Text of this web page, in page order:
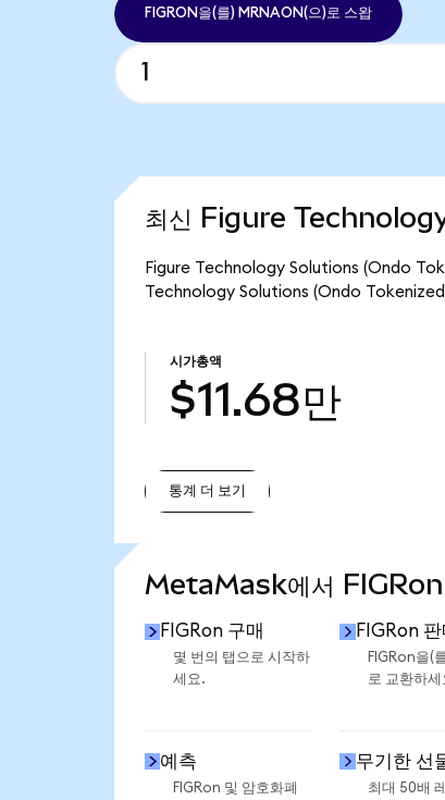
FIGRON을(를) MRNAON(으)로 스왑
최신 Figure
Figure Technology Solutions (Ondo
Technology Solutions (Ondo
시가총액
$11.68만
통계 더 보기
MetaMask에서 FIGRon
FIGRon 구매
몇 번의 탭으로 시작하
세요.
FIGRon 판
FIGRon을(
로 교환하세
예측
FIGRon 및 암호화폐
무기한 선
최대 50배